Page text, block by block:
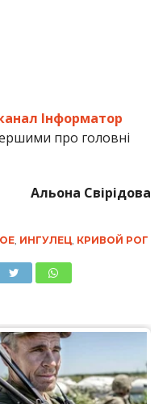
Інформатор
про головні
Альона Свірідова
, ИНГУЛЕЦ, КРИВОЙ РОГ